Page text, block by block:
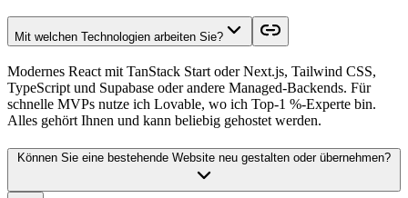
Mit welchen Technologien arbeiten Sie?
Modernes React mit TanStack Start oder Next.js, Tailwind CSS,
TypeScript und Supabase oder andere Managed-Backends. Für
schnelle MVPs nutze ich Lovable, wo ich Top-1 %-Experte bin.
Alles gehört Ihnen und kann beliebig gehostet werden.
Können Sie eine bestehende Website neu gestalten oder übernehmen?